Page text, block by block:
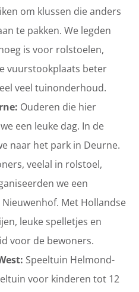
om klussen die anders
te pakken. We legden
is voor rolstoelen,
vuurstookplaats beter
veel tuinonderhoud.
Ouderen die hier
een leuke dag. In de
naar het park in Deurne.
veelal in rolstoel,
we een
Met Hollandse
leuke spelletjes en
voor de bewoners.
Speeltuin Helmond-
voor kinderen tot 12